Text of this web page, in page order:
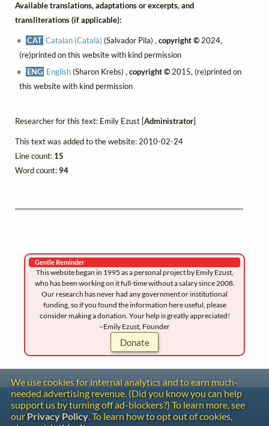
Available translations, adaptations or excerpts, and
transliterations (if applicable):
CAT Catalan (Català) (Salvador Pila) ,copyright © 2024,
(re)printed on this website with kind permission
ENG English(Sharon Krebs) ,copyright © 2015, (re)printed on
this website with kind permission
Researcher for this text: Emily Ezust [Administrator]
This text was added to the website: 2010-02-24
Line count: 15
Word count:94
Gentle Reminder
This website began in 1995 as a personal project by Emily Ezust,
who has been working on it full-time without a salary since 2008.
Our research has never had any government or institutional
funding, so if you found the information here useful, please
consider making a donation. Your help is greatly appreciated!
–Emily Ezust, Founder
Donate
We use cookies for internal analytics and to earn much-
needed advertising revenue. (Did you know you can help
support us by turning off ad-blockers?) To learn more, see
our Privacy Policy. To learn how to opt out of cookies,
Contact
Copyright
Privacy